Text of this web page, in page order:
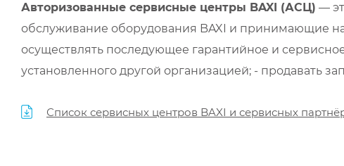
Авторизованные сервисные центры BAXI (АСЦ) —
обслуживание оборудования BAXI и принимающие
осуществлять последующее гарантийное и
установленного другой организацией; - продавать
Список сервисных центров BAXI и сервисных